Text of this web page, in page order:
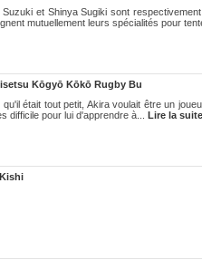
Suzuki et Shinya Sugiki sont
mutuellement leurs spécialités pour
Kōgyō Kōkō Rugby Bu
qu'il était tout petit, Akira voulait être un
difficile pour lui d'apprendre à... Lire la suite